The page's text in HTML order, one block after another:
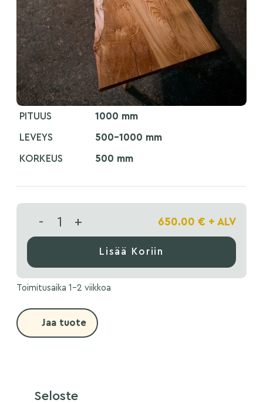
PITUUS 1000 mm
LEVEYS 500-1000 mm
KORKEUS 500 mm
- + 650.00 € + ALV
Lisää Koriin
Toimitusaika 1-2 viikkoa
Jaa tuote
Seloste